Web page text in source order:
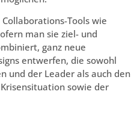
Tools wie
man sie ziel- und
ganz neue
entwerfen, die sowohl
und der Leader als auch den
sowie der